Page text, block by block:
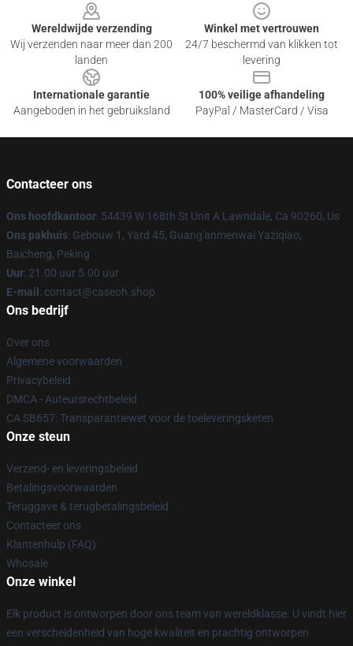
Wereldwijde verzending
Wij verzenden naar meer dan 200
landen
Winkel met vertrouwen
24/7 beschermd van klikken tot
levering
Internationale garantie
Aangeboden in het gebruiksland
100% veilige afhandeling
PayPal / MasterCard / Visa
Contacteer ons
Ons hoofdkantoor: 54439 W 168th St Unit A Lawndale, Ca 90260, Us
Ons pakhuis: Gebouw 1, Yard 45, Guang'anmenwai Yaziqiao,
Baicheng, Peking
Uur: 21.00 uur 5.00 uur
E-mail : contact@caseoh.shop
Ons bedrijf
Over ons
Algemene voorwaarden
Privacybeleid
DMCA - Auteursrechtbeleid
CA SB657: Transparantiewet voor de toeleveringsketen
Onze steun
Verzend- en leveringsbeleid
Betalingsvoorwaarden
Teruggave & terugbetalingsbeleid
Contacteer ons
Klantenhulp (FAQ)
Whosale
Onze winkel
Elk product is ontworpen door ons team van wereldklasse. U vindt hier
een verscheidenheid van hoge kwaliteit en prachtig ontworpen